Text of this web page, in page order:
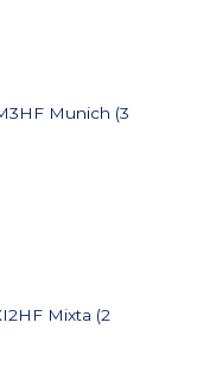
Munich (3
Mixta (2